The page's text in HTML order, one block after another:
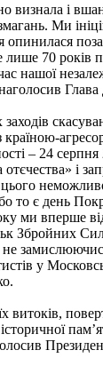
визнала і
Ми
опинилася
70 років
нашої
країною-
– 24 серпня
і
цього
то є день
ми вперше
Збройних
не
у
витоків,